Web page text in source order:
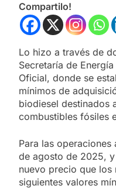
Compartilo!
Lo hizo a través de
Secretaría de
Oficial, donde se
mínimos de
biodiesel destinados
combustibles fósiles
Para las operaciones
de agosto de 2025,
nuevo precio que
siguientes valores